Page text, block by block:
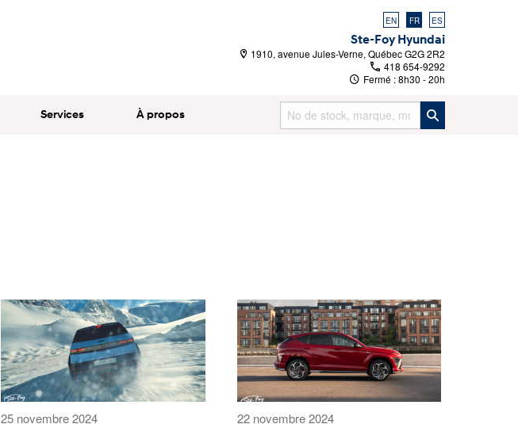
EN FR ES
Ste-Foy Hyundai
1910, avenue Jules-Verne, Québec G2G 2R2
418 654-9292
Fermé :8h30 - 20h
Services À propos
25 novembre 2024 22 novembre 2024